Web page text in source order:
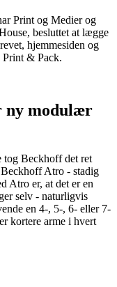
Print og Medier og
besluttet at lægge
hjemmesiden og
Print & Pack.
ny modulær
tog Beckhoff det ret
Atro - stadig
Atro er, at det er en
selv - naturligvis
en 4-, 5-, 6- eller 7-
kortere arme i hvert